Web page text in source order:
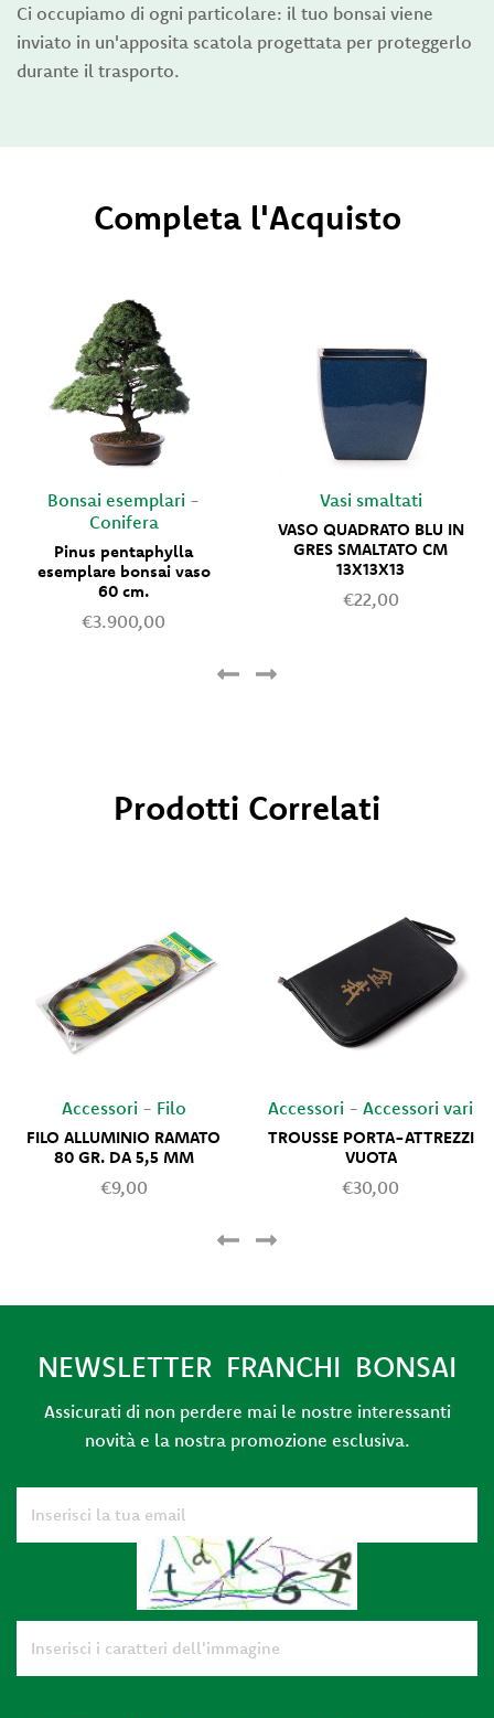
Ci occupiamo di ogni particolare: il tuo bonsai viene
inviato in un'apposita scatola progettata per proteggerlo
durante il trasporto.
Completa l'Acquisto
Bonsai esemplari -
Conifera
Pinus pentaphylla
esemplare bonsai vaso
60 cm.
€3.900,00
Vasi smaltati
VASO QUADRATO BLU IN
GRES SMALTATO CM
13X13X13
€22,00
Prodotti Correlati
Accessori- Filo
FILO ALLUMINIO RAMATO
80 GR. DA 5,5 MM
€9,00
Accessori - Accessori vari
TROUSSE PORTA-ATTREZZI
VUOTA
€30,00
NEWSLETTER FRANCHI BONSAI
Assicurati di non perdere mai le nostre interessanti
novità e la nostra promozione esclusiva.